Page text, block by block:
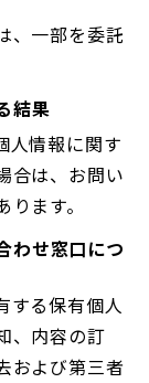
、一部を委託
結果
人情報に関す
合は、お問い
ます。
わせ窓口につ
する保有個人
、内容の訂
および第三者